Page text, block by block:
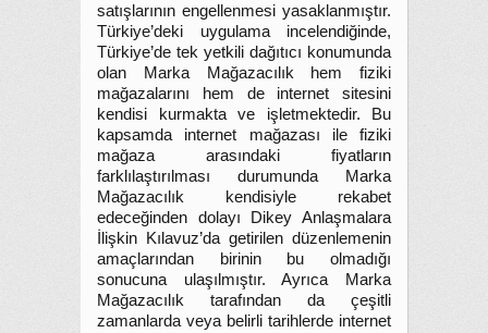
satışlarının engellenmesi yasaklanmıştır.
Türkiye’deki uygulama incelendiğinde,
Türkiye’de tek yetkili dağıtıcı konumunda
olan Marka Mağazacılık hem fiziki
mağazalarını hem de internet sitesini
kendisi kurmakta ve işletmektedir. Bu
kapsamda internet mağazası ile fiziki
mağaza arasındaki fiyatların
farklılaştırılması durumunda Marka
Mağazacılık kendisiyle rekabet
edeceğinden dolayı Dikey Anlaşmalara
İlişkin Kılavuz’da getirilen düzenlemenin
amaçlarından birinin bu olmadığı
sonucuna ulaşılmıştır. Ayrıca Marka
Mağazacılık tarafından da çeşitli
zamanlarda veya belirli tarihlerde internet